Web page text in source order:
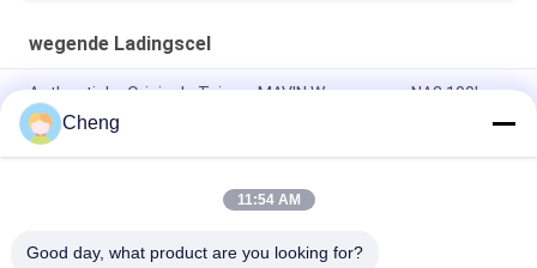
wegende Ladingscel
Authentieke Originele Taiwan MAVIN Weegsensor NA3 100kg
Bankweegschaal Load Cell
NA3 500kg Digitale Krachtsensoren & Load Cells
Load Cell L6E3 Aluminum Alloy Electric Scales Weighing
Cheng
11:54 AM
Good day, what product are you looking for?